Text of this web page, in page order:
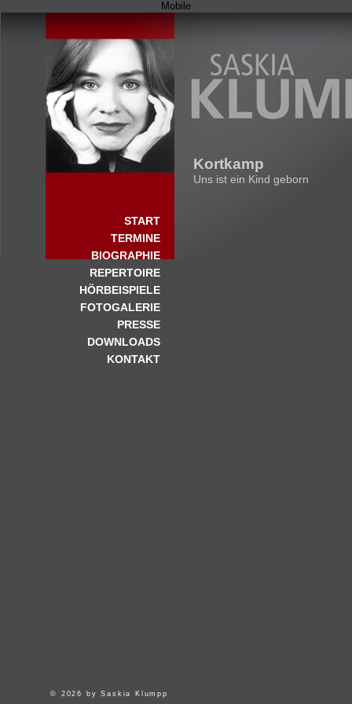
Mobile
Kortkamp
Uns ist ein Kind geborn
START
TERMINE
BIOGRAPHIE
REPERTOIRE
HÖRBEISPIELE
FOTOGALERIE
PRESSE
DOWNLOADS
KONTAKT
© 2026 by Saskia Klumpp